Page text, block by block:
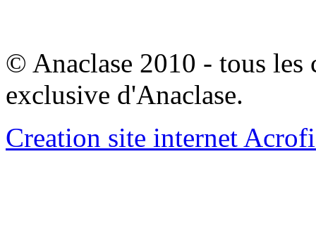
© Anaclase 2010 - tous les
exclusive d'Anaclase.
Creation site internet